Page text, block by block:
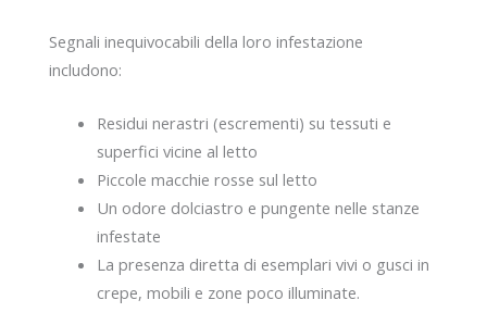
Segnali inequivocabili della loro infestazione
includono:
Residui nerastri (escrementi) su tessuti e
superfici vicine al letto
Piccole macchie rosse sul letto
Un odore dolciastro e pungente nelle stanze
infestate
La presenza diretta di esemplari vivi o gusci in
crepe, mobili e zone poco illuminate.